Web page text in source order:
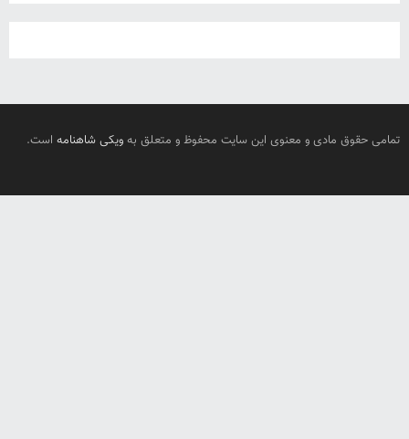
تمامی حقوق مادی و معنوی این سایت محفوظ و متعلق به ویکی شاهنامه است.